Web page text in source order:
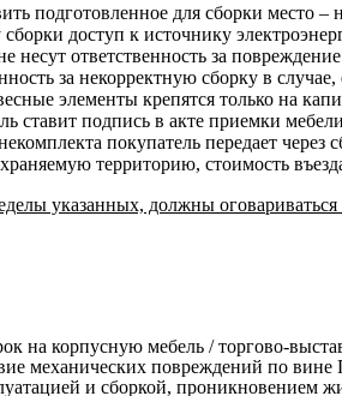
подготовленное для сборки
доступ к источнику
ответственность за
за некорректную сборку в
элементы крепятся только на
ставит подпись в акте приемки
покупатель передает через
территорию, стоимость
указанных, должны оговариваться
на корпусную мебель / торгово-
механических повреждений по
и сборкой, проникновением